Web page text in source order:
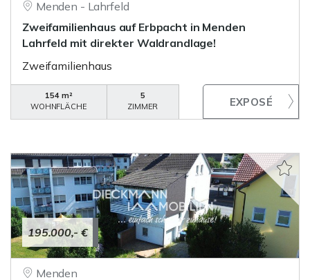
Menden - Lahrfeld
Zweifamilienhaus auf Erbpacht in Menden
Lahrfeld mit direkter Waldrandlage!
Zweifamilienhaus
154 m²
WOHNFLÄCHE
5
ZIMMER
195.000,- €
Menden